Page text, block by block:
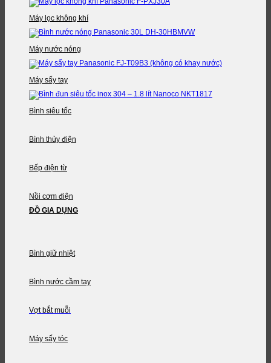
Máy lọc không khí
Máy nước nóng
Máy sấy tay
Bình siêu tốc
Bình thủy điện
Bếp điện từ
Nồi cơm điện
ĐỒ GIA DỤNG
Bình giữ nhiệt
Bình nước cầm tay
Vợt bắt muỗi
Máy sấy tóc